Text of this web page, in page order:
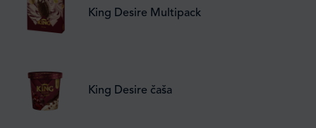
King Desire Multipack
King Desire čaša